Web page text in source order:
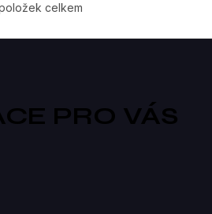
O
V
Á
D
celkem
PRO VÁS